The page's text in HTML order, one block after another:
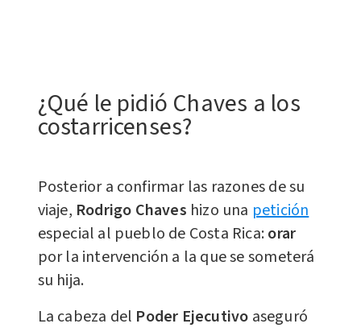
¿Qué le pidió Chaves a los
costarricenses?
Posterior a confirmar las razones de su
viaje, Rodrigo Chaves hizo una petición
especial al pueblo de Costa Rica:orar
por la intervención a la que se someterá
su hija.
La cabeza del Poder Ejecutivo aseguró